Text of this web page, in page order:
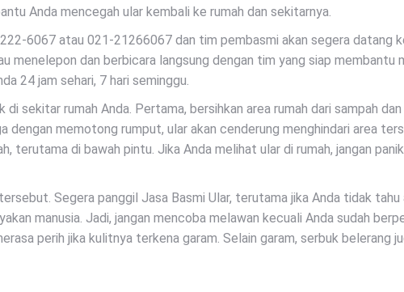
Anda mencegah ular kembali ke rumah dan sekitarnya.
6067 atau 021-21266067 dan tim pembasmi akan segera datang
dan berbicara langsung dengan tim yang siap membantu
24 jam sehari, 7 hari seminggu.
sekitar rumah Anda. Pertama, bersihkan area rumah dari sampah
dengan memotong rumput, ular akan cenderung menghindari area
terutama di bawah pintu. Jika Anda melihat ular di rumah, jangan
Segera panggil Jasa Basmi Ular, terutama jika Anda tidak
manusia. Jadi, jangan mencoba melawan kecuali Anda sudah
perih jika kulitnya terkena garam. Selain garam, serbuk belerang